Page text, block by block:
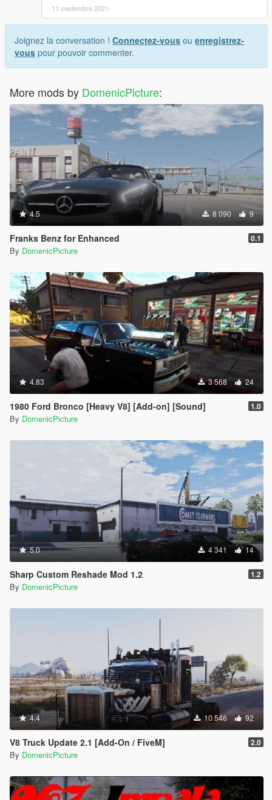
11 septembre 2021
Joignez la conversation ! Connectez-vous ou enregistrez-
vous pour pouvoir commenter.
More mods by DomenicPicture:
4.5 8 090 9
Franks Benz for Enhanced 0.1
By DomenicPicture
4.83 3 568 24
1980 Ford Bronco [Heavy V8] [Add-on] [Sound] 1.0
By DomenicPicture
5.0 4 341 14
Sharp Custom Reshade Mod 1.2 1.2
By DomenicPicture
4.4 10 546 92
V8 Truck Update 2.1 [Add-On / FiveM] 2.0
By DomenicPicture